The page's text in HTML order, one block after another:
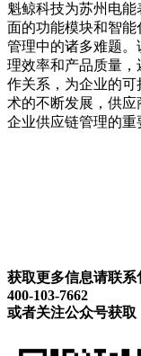
魁鲸科技为苏州电
面的功能模块和智
管理中的诸多难题
理效率和产品质量
作关系，为企业的
术的不断发展，供
企业供应链管理的重
获取更多信息请联系
400-103-7662
或者关注公众号获取